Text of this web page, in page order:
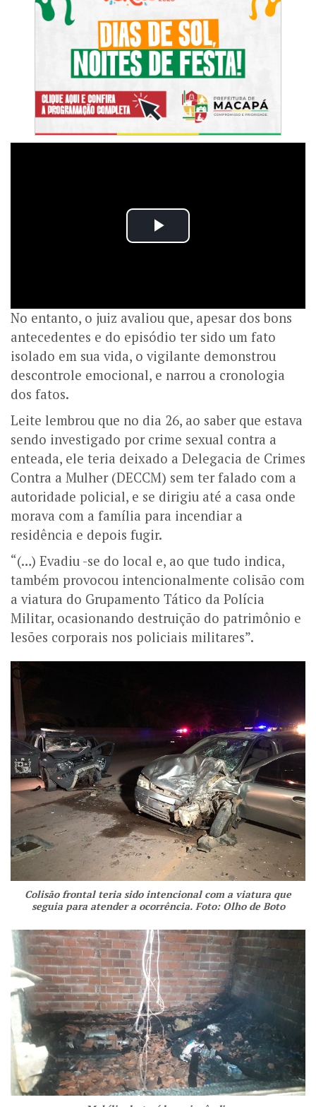
No entanto, o juiz avaliou que, apesar dos bons
antecedentes e do episódio ter sido um fato
isolado em sua vida, o vigilante demonstrou
descontrole emocional, e narrou a cronologia
dos fatos.
Leite lembrou que no dia 26, ao saber que estava
sendo investigado por crime sexual contra a
enteada, ele teria deixado a Delegacia de Crimes
Contra a Mulher (DECCM) sem ter falado com a
autoridade policial, e se dirigiu até a casa onde
morava com a família para incendiar a
residência e depois fugir.
“(…) Evadiu -se do local e, ao que tudo indica,
também provocou intencionalmente colisão com
a viatura do Grupamento Tático da Polícia
Militar, ocasionando destruição do patrimônio e
lesões corporais nos policiais militares”.
Colisão frontal teria sido intencional com a viatura que
seguia para atender a ocorrência. Foto: Olho de Boto